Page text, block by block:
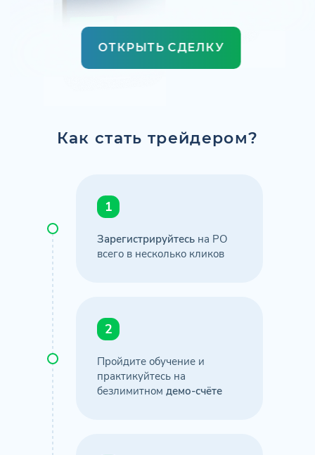
ОТКРЫТЬ СДЕЛКУ
Как стать трейдером?
1
Зарегистрируйтесь на PO
всего в несколько кликов
2
Пройдите обучение и
практикуйтесь на
безлимитном демо-счёте